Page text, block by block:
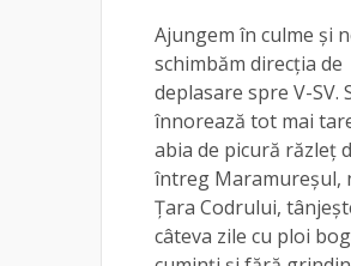
Ajungem în culme și
schimbăm direcția de
deplasare spre V-SV.
înnorează tot mai
abia de picură răzleț
întreg Maramureșul,
Țara Codrului,
câteva zile cu ploi